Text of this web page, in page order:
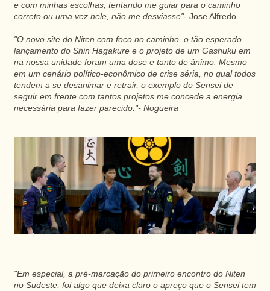
e com minhas escolhas; tentando me guiar para o caminho
correto ou uma vez nele, não me desviasse"- Jose Alfredo
"O novo site do Niten com foco no caminho, o tão esperado
lançamento do Shin Hagakure e o projeto de um Gashuku em
na nossa unidade foram uma dose e tanto de ânimo. Mesmo
em um cenário político-econômico de crise séria, no qual todos
tendem a se desanimar e retrair, o exemplo do Sensei de
seguir em frente com tantos projetos me concede a energia
necessária para fazer parecido."- Nogueira
"Em especial, a pré-marcação do primeiro encontro do Niten
no Sudeste, foi algo que deixa claro o apreço que o Sensei tem